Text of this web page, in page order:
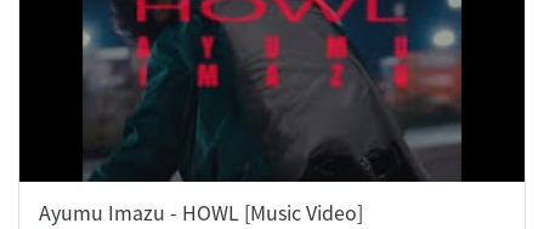
Ayumu Imazu - HOWL [Music Video]